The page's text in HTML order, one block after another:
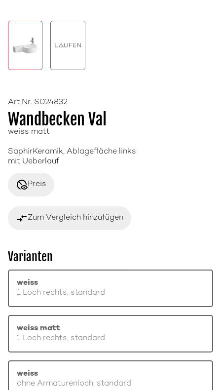
Art.Nr. S024832
Wandbecken Val
weiss matt
SaphirKeramik, Ablagefläche links
mit Ueberlauf
disabled_visiblePreis
compare_arrowsZum Vergleich hinzufügen
Varianten
weiss
1 Loch rechts, standard
weiss matt
1 Loch rechts, standard
weiss
ohne Armaturenloch, standard